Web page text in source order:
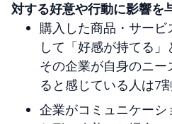
対する好意や行動に影響を
購入した商品・サー
して「好感が持てる」
その企業が自身のニ
ると感じている人は7割
企業がコミュニケー